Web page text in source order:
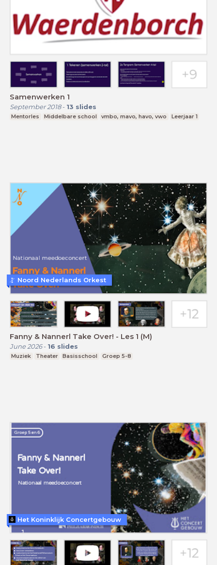
Samenwerken 1
September 2018- 13 slides
Mentorles Middelbare school vmbo, mavo, havo, vwo Leerjaar 1
Fanny & Nannerl Take Over! - Les 1 (M)
June 2026- 16 slides
Muziek Theater Basisschool Groep 5-8
Noord Nederlands Orkest
Het Koninklijk Concertgebouw